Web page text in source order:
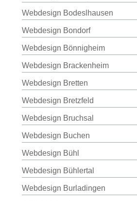
Webdesign Bodeslhausen
Webdesign Bondorf
Webdesign Bönnigheim
Webdesign Brackenheim
Webdesign Bretten
Webdesign Bretzfeld
Webdesign Bruchsal
Webdesign Buchen
Webdesign Bühl
Webdesign Bühlertal
Webdesign Burladingen